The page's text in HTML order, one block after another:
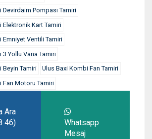
Pompası Tamiri
Elektronik Kart Tamiri
Emniyet Ventili Tamiri
3 Yollu Vana Tamiri
Beyin Tamiri
Ulus Baxi Kombi Fan Tamiri
Fan Motoru Tamiri
Ara
46)
Whatsapp
Mesaj